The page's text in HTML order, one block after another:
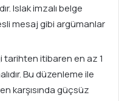
Islak imzalı belge
mesaj gibi argümanlar
itibaren en az 1
Bu düzenleme ile
karşısında güçsüz